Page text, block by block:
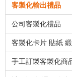
客製化輸出禮品
公司客製化禮品
客製化卡片 貼紙
手工訂製客製化商